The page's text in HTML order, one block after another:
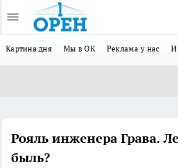
Картина дня Мы в ОК Реклама у нас
Рояль инженера Грава.
быль?